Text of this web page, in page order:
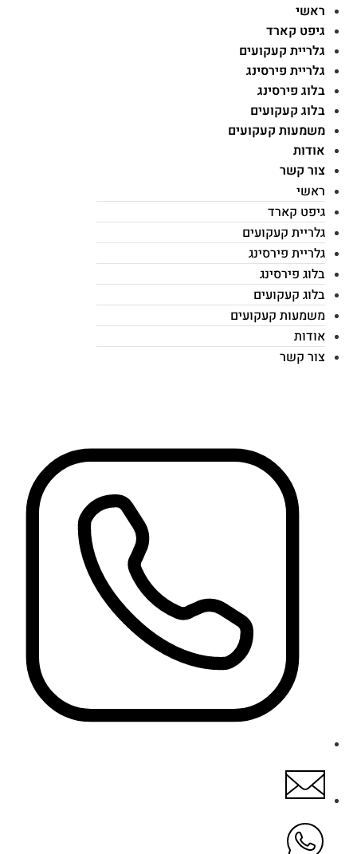
ראשי
גיפט קארד
גלריית קעקועים
גלריית פירסינג
בלוג פירסינג
בלוג קעקועים
משמעות קעקועים
אודות
צור קשר
ראשי
גיפט קארד
גלריית קעקועים
גלריית פירסינג
בלוג פירסינג
בלוג קעקועים
משמעות קעקועים
אודות
צור קשר